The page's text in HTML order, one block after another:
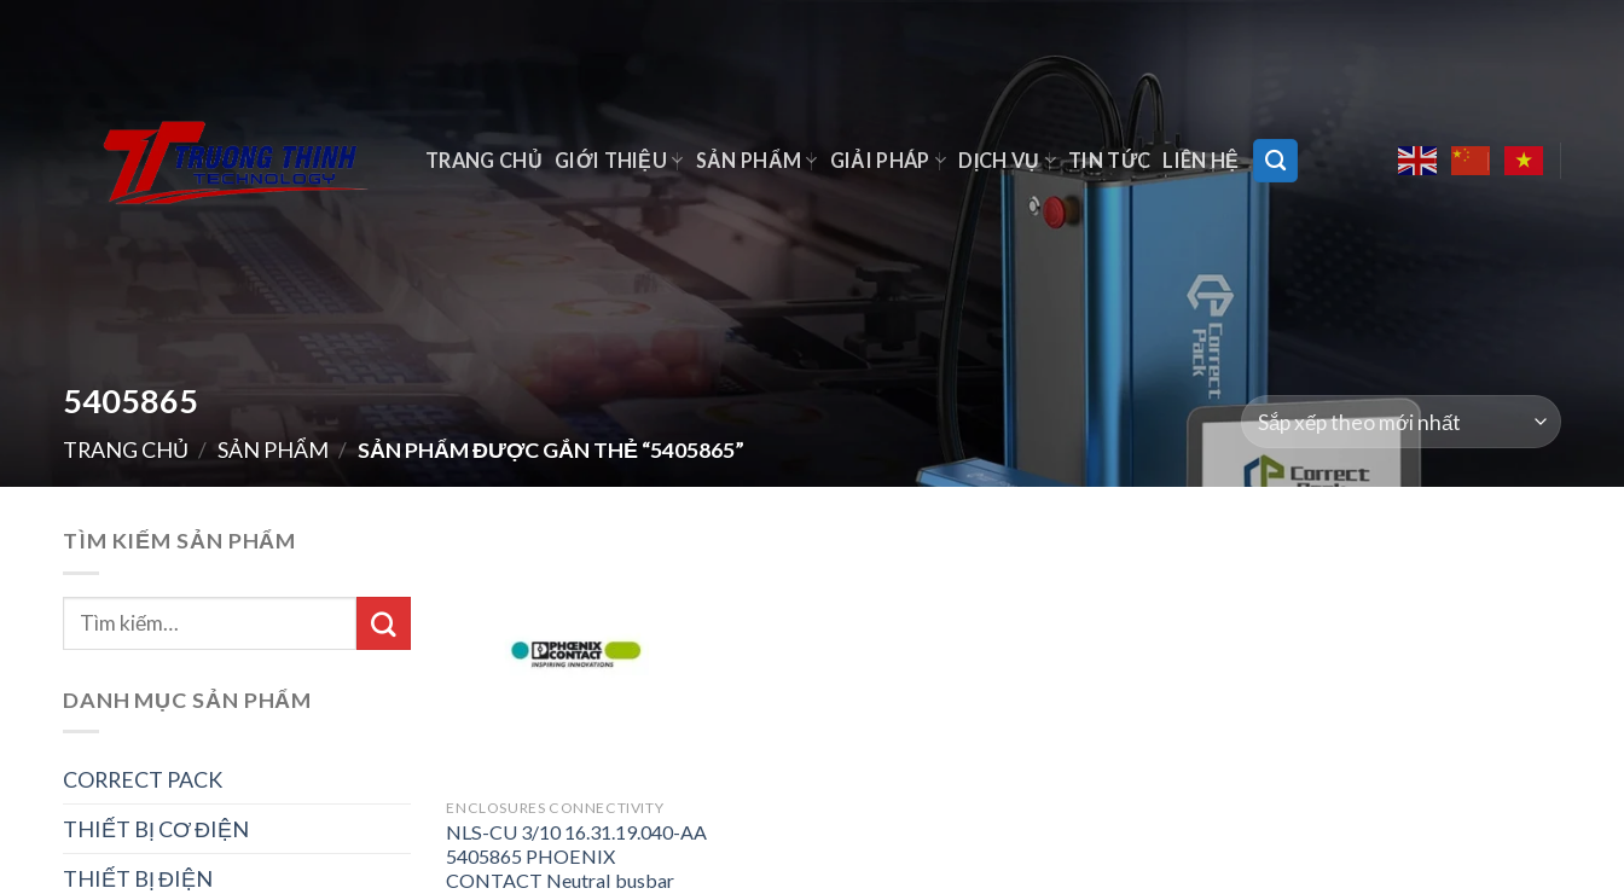
TRANG CHỦ GIỚI THIỆU SẢN PHẨM GIẢI PHÁP DỊCH VỤ TIN TỨC LIÊN HỆ
5405865
TRANG CHỦ / SẢN PHẨM / SẢN PHẨM ĐƯỢC GẮN THẺ “5405865”
TÌM KIẾM SẢN PHẨM
DANH MỤC SẢN PHẨM
CORRECT PACK
THIẾT BỊ CƠ ĐIỆN
THIẾT BỊ ĐIỆN
ENCLOSURES CONNECTIVITY
NLS-CU 3/10 16.31.19.040-AA
5405865 PHOENIX
CONTACT Neutral busbar